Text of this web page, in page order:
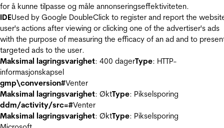
for å kunne tilpasse og måle annonseringseffektiviteten.
IDEUsed by Google DoubleClick to register and report the
user's actions after viewing or clicking one of the advertiser's ads
with the purpose of measuring the efficacy of an ad and to
targeted ads to the user.
Maksimal lagringsvarighet: 400 dagerType: HTTP-
informasjonskapsel
gmp\conversion#Venter
Maksimal lagringsvarighet: ØktType: Pikselsporing
ddm/activity/src=#Venter
Maksimal lagringsvarighet: ØktType: Pikselsporing